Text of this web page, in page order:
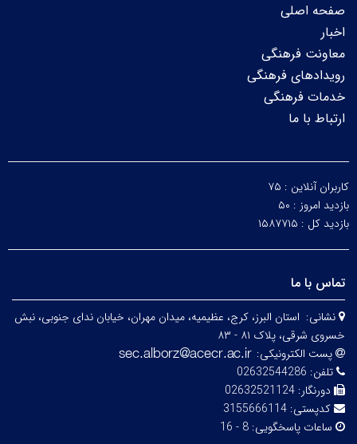
صفحه اصلی
اخبار
معاونت فرهنگی
رویدادهای فرهنگی
خدمات فرهنگی
ارتباط با ما
کاربران آنلاین : ۷۵
بازدید امروز : ۵۰
بازدید کل : ۱۵۸۷۷۱۵
تماس با ما
نشانی: استان البرز، کرج، عظیمیه، میدان مهران، خیابان ندای جنوبی، نبش
خسروی شرقی، پلاک ۸۱ - ۸۳
پست الکترونیکی:
تلفن: 02632544286
دورنگار: 02632521124
کدپستی: 3155666114
ساعات پاسخگویی: 8 - 16